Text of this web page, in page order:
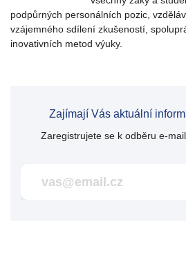
podpůrných personálních pozic,
vzájemného sdílení zkušeností,
inovativních metod výuky.
Zajímají Vás aktuální
Zaregistrujete se k odběru e-